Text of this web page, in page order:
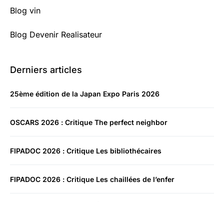
Blog vin
Blog Devenir Realisateur
Derniers articles
25ème édition de la Japan Expo Paris 2026
OSCARS 2026 : Critique The perfect neighbor
FIPADOC 2026 : Critique Les bibliothécaires
FIPADOC 2026 : Critique Les chaillées de l’enfer